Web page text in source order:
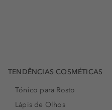
TENDÊNCIAS COSMÉTICAS
Tónico para Rosto
Lápis de Olhos